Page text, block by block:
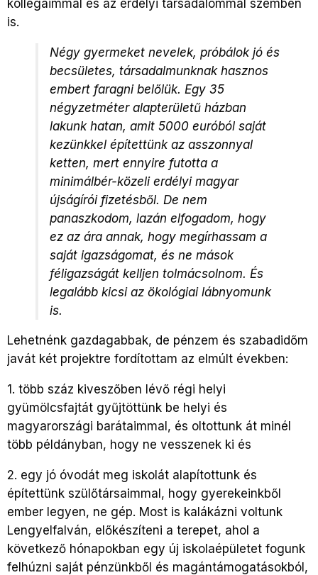
kollégáimmal és az erdélyi társadalommal szemben
is.
Négy gyermeket nevelek, próbálok jó és
becsületes, társadalmunknak hasznos
embert faragni belőlük. Egy 35
négyzetméter alapterületű házban
lakunk hatan, amit 5000 euróból saját
kezünkkel építettünk az asszonnyal
ketten, mert ennyire futotta a
minimálbér-közeli erdélyi magyar
újságírói fizetésből. De nem
panaszkodom, lazán elfogadom, hogy
ez az ára annak, hogy megírhassam a
saját igazságomat, és ne mások
féligazságát kelljen tolmácsolnom. És
legalább kicsi az ökológiai lábnyomunk
is.
Lehetnénk gazdagabbak, de pénzem és szabadidőm
javát két projektre fordítottam az elmúlt években:
1. több száz kiveszőben lévő régi helyi
gyümölcsfajtát gyűjtöttünk be helyi és
magyarországi barátaimmal, és oltottunk át minél
több példányban, hogy ne vesszenek ki és
2. egy jó óvodát meg iskolát alapítottunk és
építettünk szülőtársaimmal, hogy gyerekeinkből
ember legyen, ne gép. Most is kalákázni voltunk
Lengyelfalván, előkészíteni a terepet, ahol a
következő hónapokban egy új iskolaépületet fogunk
felhúzni saját pénzünkből és magántámogatásokból,